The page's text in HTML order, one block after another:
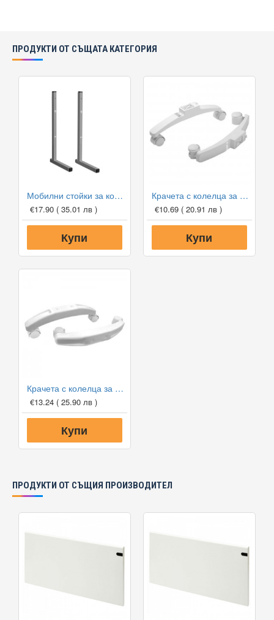
ПРОДУКТИ ОТ СЪЩАТА КАТЕГОРИЯ
Мобилни стойки за конвектори Adax Neo
€17.90 ( 35.01 лв )
Купи
Крачета с колелца за конвектори TESY CN3/CN5
€10.69 ( 20.91 лв )
Купи
Крачета с колелца за конвектори TESY CN04/06
€13.24 ( 25.90 лв )
Купи
ПРОДУКТИ ОТ СЪЩИЯ ПРОИЗВОДИТЕЛ